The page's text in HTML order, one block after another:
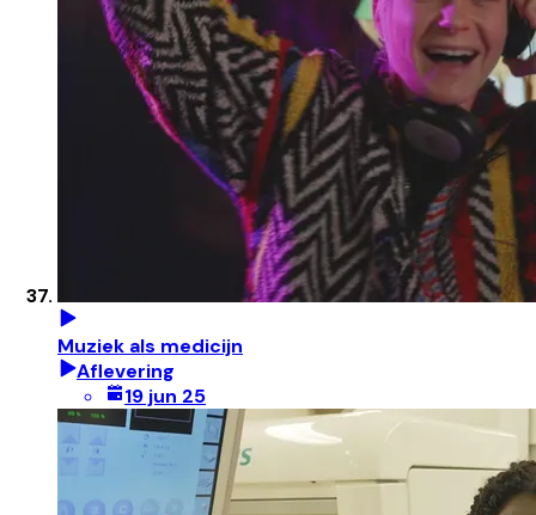
Muziek als medicijn
Aflevering
19 jun 25